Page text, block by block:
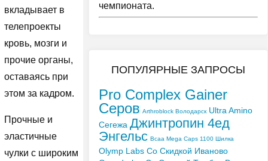
вкладывает в
телепроекты
кровь, мозги и
прочие органы,
оставаясь при
этом за кадром.
Прочные и
эластичные
чулки с широким
чемпионата.
ПОПУЛЯРНЫЕ ЗАПРОСЫ
Pro Complex Gainer
Серов Arthroblock Володарск Ultra Amino
Сегежа Джинтропин 4ед
Энгельс Bcaa Mega Caps 1100 Шилка
Olymp Labs Со Скидкой Иваново